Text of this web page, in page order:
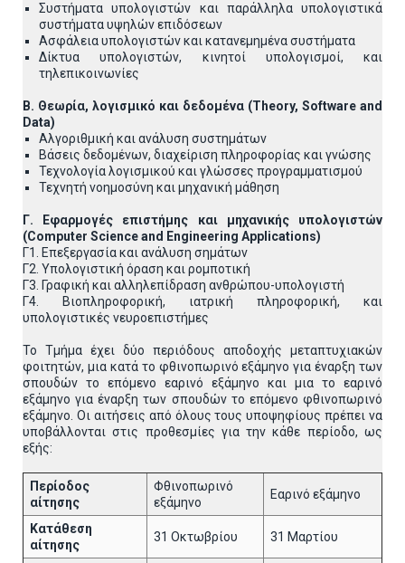
Συστήματα υπολογιστών και παράλληλα υπολογιστικά
συστήματα υψηλών επιδόσεων
Ασφάλεια υπολογιστών και κατανεμημένα συστήματα
Δίκτυα υπολογιστών, κινητοί υπολογισμοί, και
τηλεπικοινωνίες
Β. Θεωρία, λογισμικό και δεδομένα (Theory, Software and
Data)
Αλγοριθμική και ανάλυση συστημάτων
Βάσεις δεδομένων, διαχείριση πληροφορίας και γνώσης
Τεχνολογία λογισμικού και γλώσσες προγραμματισμού
Τεχνητή νοημοσύνη και μηχανική μάθηση
Γ. Εφαρμογές επιστήμης και μηχανικής υπολογιστών
(Computer Scienceand Engineering Applications)
Γ1. Επεξεργασία και ανάλυση σημάτων
Γ2. Υπολογιστική όραση και ρομποτική
Γ3. Γραφική και αλληλεπίδραση ανθρώπου-υπολογιστή
Γ4. Βιοπληροφορική, ιατρική πληροφορική, και
υπολογιστικές νευροεπιστήμες
Το Τμήμα έχει δύο περιόδους αποδοχής μεταπτυχιακών
φοιτητών, μια κατά το φθινοπωρινό εξάμηνο για έναρξη των
σπουδών το επόμενο εαρινό εξάμηνο και μια το εαρινό
εξάμηνο για έναρξη των σπουδών το επόμενο φθινοπωρινό
εξάμηνο. Οι αιτήσεις από όλους τους υποψηφίους πρέπει να
υποβάλλονται στις προθεσμίες για την κάθε περίοδο, ως
εξής:
Περίοδος
αίτησης
Φθινοπωρινό
εξάμηνο
Εαρινό εξάμηνο
Κατάθεση
αίτησης
31 Οκτωβρίου 31 Μαρτίου